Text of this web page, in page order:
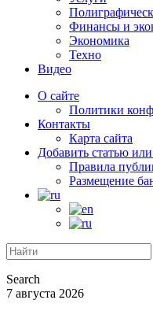
Финансы и
Экономика
Техно
Видео
О сайте
Политики
Контакты
Карта сайта
Добавить статью
Правила
Размещение
Search
7 августа 2026